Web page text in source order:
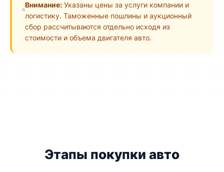
Внимание:Указаны цены за услуги компании и
логистику. Таможенные пошлины и аукционный
сбор рассчитываются отдельно исходя из
стоимости и объема двигателя авто.
Этапы покупки авто